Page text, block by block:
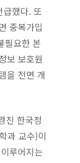
급했다. 또
중복가입
필요한 본
보 보호원
을 전면 개
진 한국정
과 교수)이
루어지는